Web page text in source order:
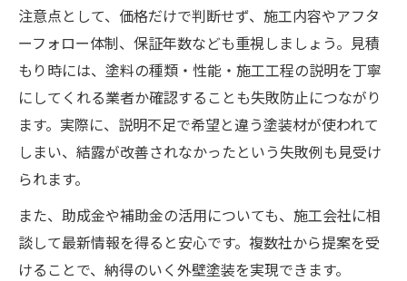
注意点として、価格だけで判断せず、施工内容やアフタ
ーフォロー体制、保証年数なども重視しましょう。見積
もり時には、塗料の種類・性能・施工工程の説明を丁寧
にしてくれる業者か確認することも失敗防止につながり
ます。実際に、説明不足で希望と違う塗装材が使われて
しまい、結露が改善されなかったという失敗例も見受け
られます。
また、助成金や補助金の活用についても、施工会社に相
談して最新情報を得ると安心です。複数社から提案を受
けることで、納得のいく外壁塗装を実現できます。